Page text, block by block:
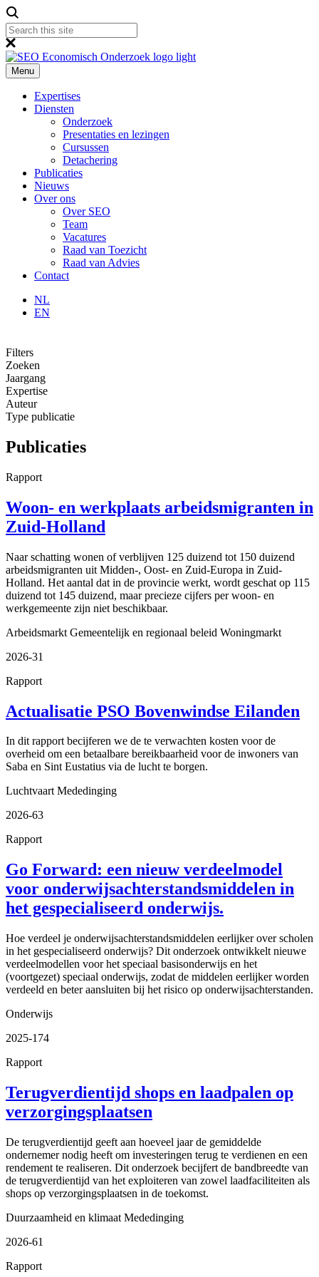
Menu
Expertises
Diensten
Onderzoek
Presentaties en lezingen
Cursussen
Detachering
Publicaties
Nieuws
Over ons
Over SEO
Team
Vacatures
Raad van Toezicht
Raad van Advies
Contact
NL
EN
Filters
Zoeken
Jaargang
Expertise
Auteur
Type publicatie
Publicaties
Rapport
Woon- en werkplaats arbeidsmigranten in
Zuid-Holland
Naar schatting wonen of verblijven 125 duizend tot 150 duizend
arbeidsmigranten uit Midden-, Oost- en Zuid-Europa in Zuid-
Holland. Het aantal dat in de provincie werkt, wordt geschat op 115
duizend tot 145 duizend, maar precieze cijfers per woon- en
werkgemeente zijn niet beschikbaar.
Arbeidsmarkt Gemeentelijk en regionaal beleid Woningmarkt
2026-31
Rapport
Actualisatie PSO Bovenwindse Eilanden
In dit rapport becijferen we de te verwachten kosten voor de
overheid om een betaalbare bereikbaarheid voor de inwoners van
Saba en Sint Eustatius via de lucht te borgen.
Luchtvaart Mededinging
2026-63
Rapport
Go Forward: een nieuw verdeelmodel
voor onderwijsachterstandsmiddelen in
het gespecialiseerd onderwijs.
Hoe verdeel je onderwijsachterstandsmiddelen eerlijker over scholen
in het gespecialiseerd onderwijs? Dit onderzoek ontwikkelt nieuwe
verdeelmodellen voor het speciaal basisonderwijs en het
(voortgezet) speciaal onderwijs, zodat de middelen eerlijker worden
verdeeld en beter aansluiten bij het risico op onderwijsachterstanden.
Onderwijs
2025-174
Rapport
Terugverdientijd shops en laadpalen op
verzorgingsplaatsen
De terugverdientijd geeft aan hoeveel jaar de gemiddelde
ondernemer nodig heeft om investeringen terug te verdienen en een
rendement te realiseren. Dit onderzoek becijfert de bandbreedte van
de terugverdientijd van het exploiteren van zowel laadfaciliteiten als
shops op verzorgingsplaatsen in de toekomst.
Duurzaamheid en klimaat Mededinging
2026-61
Rapport